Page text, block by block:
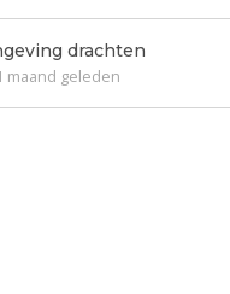
drachten
maand geleden